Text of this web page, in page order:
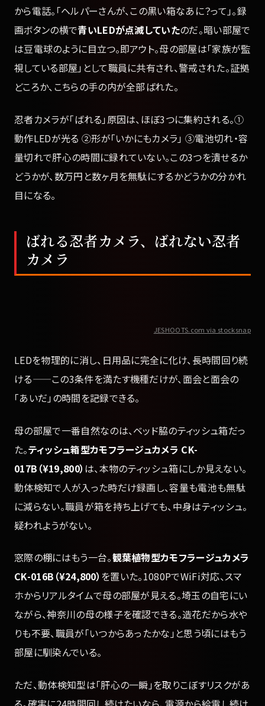
から電話。「ヘルパーさんが、この黒い箱なあに？って」。録
画ボタンの横で青いLEDが点滅していたのだ。暗い部屋で
は豆電球のように目立つ。即アウト。母の部屋は「家族が監
視している部屋」として職員に共有され、警戒された。証拠
どころか、こちらの手の内が全部ばれた。
忍者カメラが「ばれる」原因は、ほぼ3つに集約される。①
動作LEDが光る ②形が「いかにもカメラ」 ③電池切れ・容
量切れで肝心の時間に録れていない。この3つを潰せるか
どうかが、数万円と数ヶ月を無駄にするかどうかの分かれ
目になる。
ばれる忍者カメラ、ばれない忍者
カメラ
JESHOOTS.com via stocksnap
LEDを物理的に消し、日用品に完全に化け、長時間回り続
ける——この3条件を満たす機種だけが、面会と面会の
「あいだ」の時間を記録できる。
母の部屋で一番自然なのは、ベッド脇のティッシュ箱だっ
た。ティッシュ箱型カモフラージュカメラ CK-
017B（¥19,800） は、本物のティッシュ箱にしか見えない。
動体検知で人が入った時だけ録画し、容量も電池も無駄
に減らない。職員が箱を持ち上げても、中身はティッシュ。
疑われようがない。
窓際の棚にはもう一台。観葉植物型カモフラージュカメラ
CK-016B（¥24,800） を置いた。1080PでWiFi対応、スマ
ホからリアルタイムで母の部屋が見える。埼玉の自宅にい
ながら、神奈川の母の様子を確認できる。造花だから水や
りも不要、職員が「いつからあったかな」と思う頃にはもう
部屋に馴染んでいる。
ただ、動体検知型は「肝心の一瞬」を取りこぼすリスクがあ